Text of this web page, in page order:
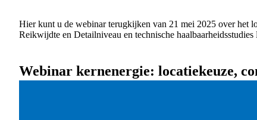
Hier kunt u de webinar terugkijken van 21 mei 2025 over het
Reikwijdte en Detailniveau en technische haalbaarheidsstudies
Webinar kernenergie: locatiekeuze,